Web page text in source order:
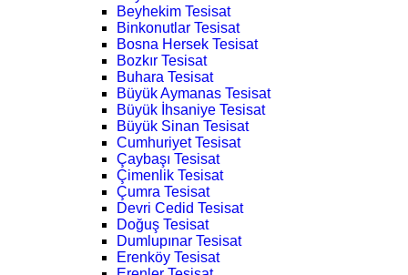
Beyhekim Tesisat
Binkonutlar Tesisat
Bosna Hersek Tesisat
Bozkır Tesisat
Buhara Tesisat
Büyük Aymanas Tesisat
Büyük İhsaniye Tesisat
Büyük Sinan Tesisat
Cumhuriyet Tesisat
Çaybaşı Tesisat
Çimenlik Tesisat
Çumra Tesisat
Devri Cedid Tesisat
Doğuş Tesisat
Dumlupınar Tesisat
Erenköy Tesisat